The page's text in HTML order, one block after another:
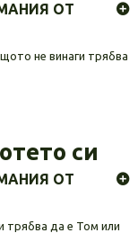
ОТ
не винаги трябва
си
ОТ
трябва да е Том или